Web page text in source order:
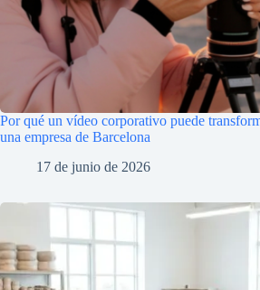
Por qué un vídeo corporativo puede
una empresa de Barcelona
17 de junio de 2026